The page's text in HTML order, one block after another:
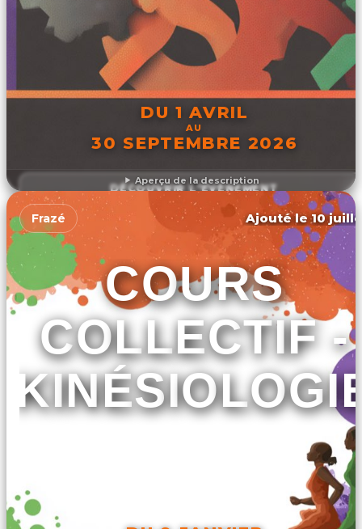
Aperçu de la description
DU 1 AVRIL
AU
30 SEPTEMBRE 2026
DÉCOUVRIR L'ÉVÉNEMENT
Frazé Ajouté le 10
COURS
COLLECTIF -